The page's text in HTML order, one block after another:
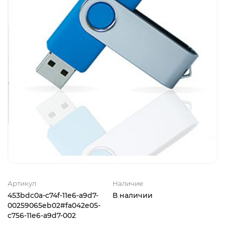
Артикул
453bdc0a-c74f-11e6-a9d7-
00259065eb02#fa042e05-
c756-11e6-a9d7-002
Наличие
В наличии